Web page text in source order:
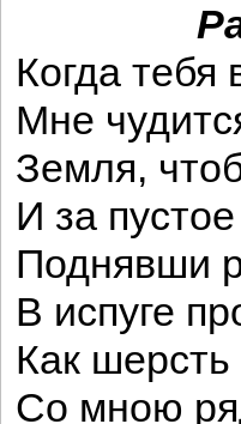
Когда
Мне
Земля,
И за
Поднявши
В испуге
Как
Со мною